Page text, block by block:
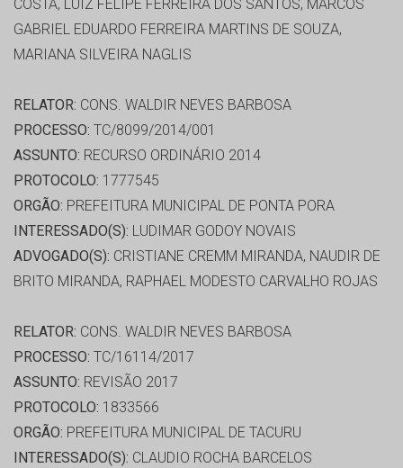
COSTA, LUIZ FELIPE FERREIRA DOS SANTOS, MARCOS
GABRIEL EDUARDO FERREIRA MARTINS DE SOUZA,
MARIANA SILVEIRA NAGLIS
RELATOR: CONS. WALDIR NEVES BARBOSA
PROCESSO: TC/8099/2014/001
ASSUNTO: RECURSO ORDINÁRIO 2014
PROTOCOLO: 1777545
ORGÃO: PREFEITURA MUNICIPAL DE PONTA PORA
INTERESSADO(S): LUDIMAR GODOY NOVAIS
ADVOGADO(S): CRISTIANE CREMM MIRANDA, NAUDIR DE
BRITO MIRANDA, RAPHAEL MODESTO CARVALHO ROJAS
RELATOR: CONS. WALDIR NEVES BARBOSA
PROCESSO: TC/16114/2017
ASSUNTO: REVISÃO 2017
PROTOCOLO: 1833566
ORGÃO: PREFEITURA MUNICIPAL DE TACURU
INTERESSADO(S): CLAUDIO ROCHA BARCELOS